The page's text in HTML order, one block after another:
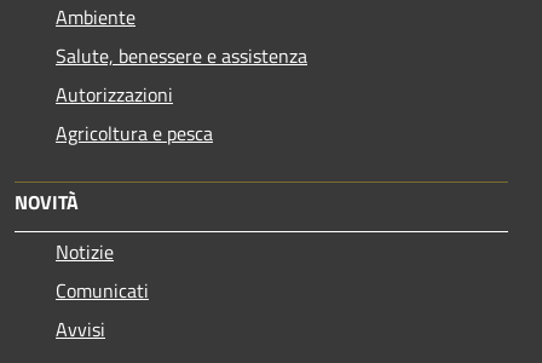
Ambiente
Salute, benessere e assistenza
Autorizzazioni
Agricoltura e pesca
NOVITÀ
Notizie
Comunicati
Avvisi